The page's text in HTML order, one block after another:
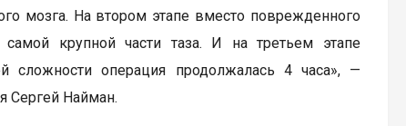
мозга. На втором этапе вместо поврежденного
крупной части таза. И на третьем этапе
сложности операция продолжалась 4 часа», —
Сергей Найман.